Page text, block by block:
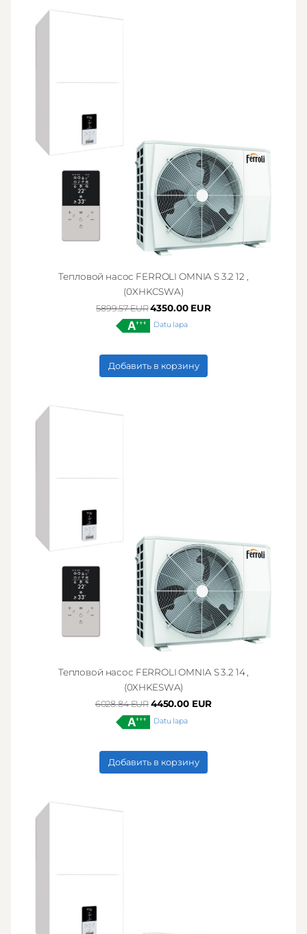
Тепловой насос FERROLI OMNIA S 3.2 12 ,
(0XHKCSWA)
5899.57 EUR4350.00 EUR
Datu lapa
Добавить в корзину
Тепловой насос FERROLI OMNIA S 3.2 14 ,
(0XHKESWA)
6028.84 EUR 4450.00 EUR
Datu lapa
Добавить в корзину